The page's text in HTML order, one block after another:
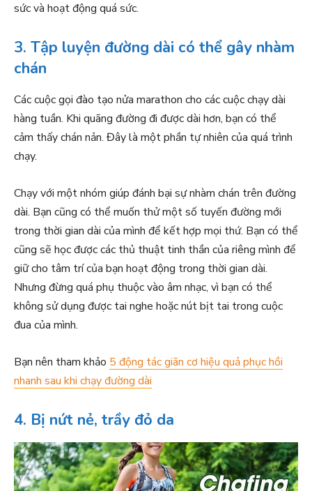
sức và hoạt động quá sức.
3. Tập luyện đường dài có thể gây nhàm
chán
Các cuộc gọi đào tạo nửa marathon cho các cuộc chạy dài
hàng tuần. Khi quãng đường đi được dài hơn, bạn có thể
cảm thấy chán nản. Đây là một phần tự nhiên của quá trình
chạy.
Chạy với một nhóm giúp đánh bại sự nhàm chán trên đường
dài. Bạn cũng có thể muốn thử một số tuyến đường mới
trong thời gian dài của mình để kết hợp mọi thứ. Bạn có thể
cũng sẽ học được các thủ thuật tinh thần của riêng mình để
giữ cho tâm trí của bạn hoạt động trong thời gian dài.
Nhưng đừng quá phụ thuộc vào âm nhạc, vì bạn có thể
không sử dụng được tai nghe hoặc nút bịt tai trong cuộc
đua của mình.
Bạn nên tham khảo 5 động tác giãn cơ hiệu quả phục hồi
nhanh sau khi chạy đường dài
4. Bị nứt nẻ, trầy đỏ da